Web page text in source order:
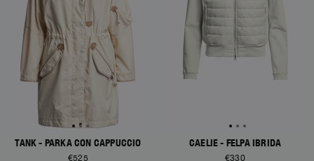
TANK - PARKA CON CAPPUCCIO
€525
CAELIE - FELPA IBRIDA
€330